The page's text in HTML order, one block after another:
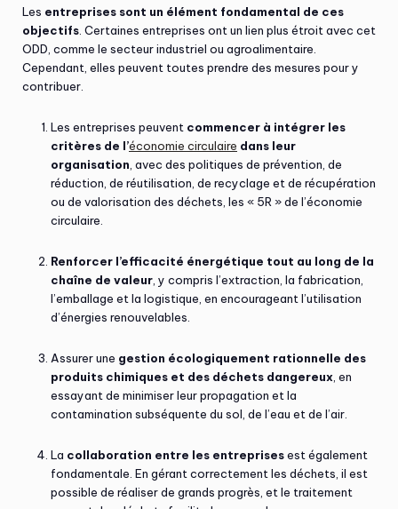
Les entreprises sont un élément fondamental de ces
objectifs . Certaines entreprises ont un lien plus étroit avec cet
ODD, comme le secteur industriel ou agroalimentaire.
Cependant, elles peuvent toutes prendre des mesures pour y
contribuer.
Les entreprises peuvent commencer à intégrer les
critères de l’économie circulaire dans leur
organisation , avec des politiques de prévention, de
réduction, de réutilisation, de recyclage et de récupération
ou de valorisation des déchets, les « 5R » de l’économie
circulaire.
Renforcer l’efficacité énergétique tout au long de la
chaîne de valeur , y compris l’extraction, la fabrication,
l’emballage et la logistique, en encourageant l’utilisation
d’énergies renouvelables.
Assurer une gestion écologiquement rationnelle des
produits chimiques et des déchets dangereux , en
essayant de minimiser leur propagation et la
contamination subséquente du sol, de l’eau et de l’air.
La collaboration entre les entreprisesest également
fondamentale. En gérant correctement les déchets, il est
possible de réaliser de grands progrès, et le traitement